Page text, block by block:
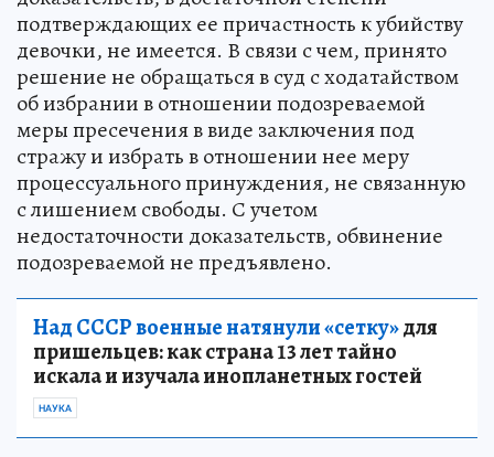
подтверждающих ее причастность к убийству
девочки, не имеется. В связи с чем, принято
решение не обращаться в суд с ходатайством
об избрании в отношении подозреваемой
меры пресечения в виде заключения под
стражу и избрать в отношении нее меру
процессуального принуждения, не связанную
с лишением свободы. С учетом
недостаточности доказательств, обвинение
подозреваемой не предъявлено.
Над СССР военные натянули «сетку»для
пришельцев: как страна 13 лет тайно
искала и изучала инопланетных гостей
НАУКА